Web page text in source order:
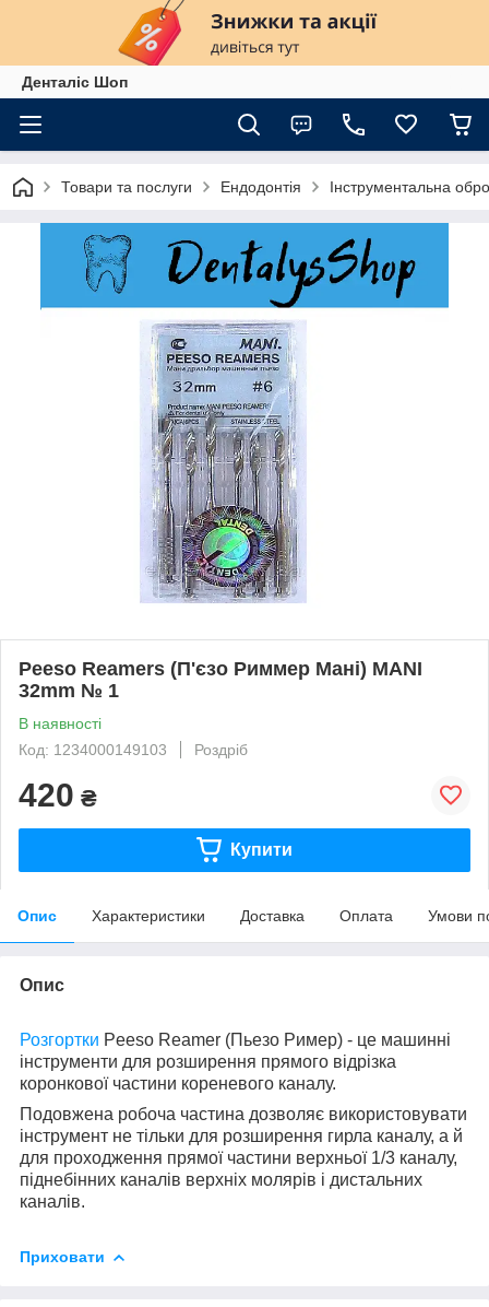
Денталіс Шоп
Товари та послуги Ендодонтія Інструментальна
Peeso Reamers (П'єзо Риммер Мані) MANI
32mm № 1
В наявності
Код: 1234000149103
Роздріб
420 ₴
Купити
Опис Характеристики Доставка Оплата Умови
Опис
Розгортки Peeso Reamer (Пьезо Ример) - це машинні
інструменти для розширення прямого відрізка
коронкової частини кореневого каналу.
Подовжена робоча частина дозволяє використовувати
інструмент не тільки для розширення гирла каналу, а й
для проходження прямої частини верхньої 1/3 каналу,
піднебінних каналів верхніх молярів і дистальних
каналів.
Приховати